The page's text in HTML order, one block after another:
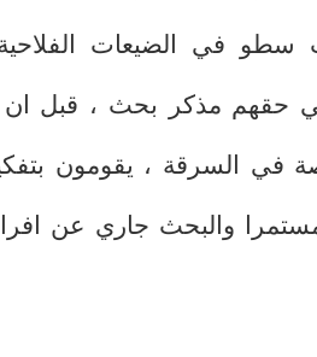
سطو في الضيعات
حقهم مذكر بحث ، قبل ان
في السرقة ، يقومون
والبحث جاري عن افراد